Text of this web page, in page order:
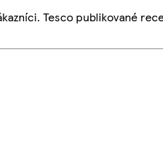
Tesco publikované